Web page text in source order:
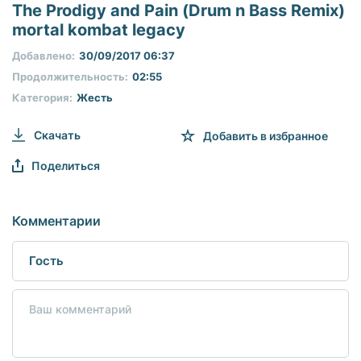
seconds
The Prodigy and Pain (Drum n Bass Remix)
mortal kombat legacy
Категория: Жесть
Продолжительность: 02:55
Добавлено: 30/09/2017 06:37
Скачать Добавить в избранное
Поделиться
Комментарии